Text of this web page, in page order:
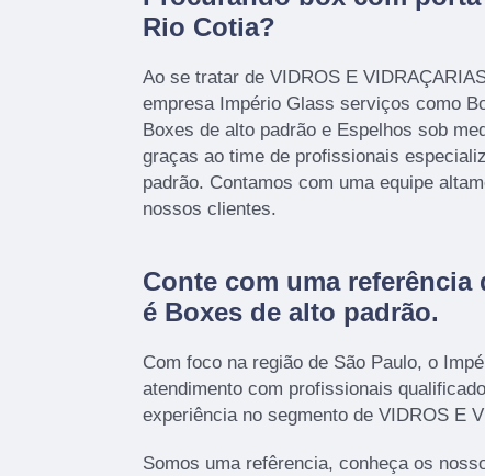
Rio Cotia?
Ao se tratar de VIDROS E
empresa Império Glass serviços como
Boxes de alto padrão e Espelhos sob
graças ao time de profissionais
padrão. Contamos com uma equipe
nossos clientes.
Conte com uma
é Boxes de alto padrão.
Com foco na região de São Paulo, o
atendimento com profissionais
experiência no segmento de VIDROS E
Somos uma refêrencia, conheça os